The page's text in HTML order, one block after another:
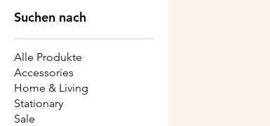
Suchen nach
Alle Produkte
Accessories
Home & Living
Stationary
Sale